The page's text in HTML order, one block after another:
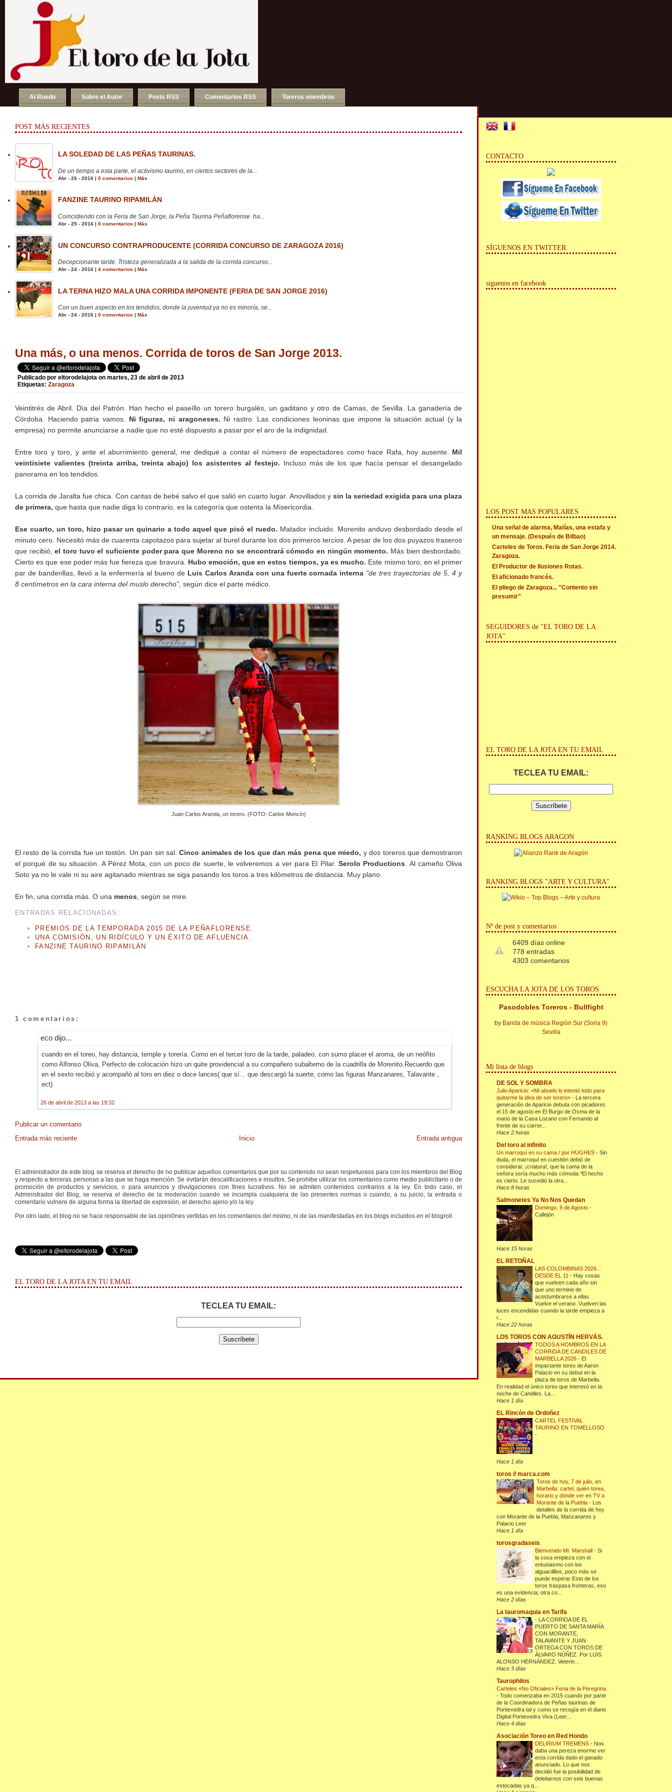
Al Ruedo Sobre el Autor Posts RSS Comentarios RSS Toreros miembros
POST MÁS RECIENTES
LA SOLEDAD DE LAS PEÑAS TAURINAS.
De un tiempo a esta parte, el activismo taurino, en ciertos sectores de la...
Abr - 26 - 2016 | 0 comentarios | Más
FANZINE TAURINO RIPAMILÁN
Coincidiendo con la Feria de San Jorge, la Peña Taurina Peñaflorense ha...
Abr - 25 - 2016 | 0 comentarios | Más
UN CONCURSO CONTRAPRODUCENTE (CORRIDA CONCURSO DE ZARAGOZA 2016)
Decepcionante tarde. Tristeza generalizada a la salida de la corrida concurso...
Abr - 24 - 2016 | 4 comentarios | Más
LA TERNA HIZO MALA UNA CORRIDA IMPONENTE (FERIA DE SAN JORGE 2016)
Con un buen aspecto en los tendidos, donde la juventud ya no es minoría, se...
Abr - 24 - 2016 | 0 comentarios Más
Una más, o una menos. Corrida de toros de San Jorge 2013.
Publicado por eltorodelajota on martes, 23 de abril de 2013
Etiquetas: Zaragoza
Veintitrés de Abril. Día del Patrón. Han hecho el paseíllo un torero burgalés, un gaditano y otro de Camas, de Sevilla. La ganadería de
Córdoba. Haciendo patria vamos. Ni figuras, ni aragoneses. Ni rastro. Las condiciones leoninas que impone la situación actual (y la
empresa) no permite anunciarse a nadie que no esté dispuesto a pasar por el aro de la indignidad.
Entre toro y toro, y ante el aburrimiento general, me dediqué a contar el número de espectadores como hace Rafa, hoy ausente. Mil
veintisiete valientes (treinta arriba, treinta abajo) los asistentes al festejo. Incluso más de los que hacía pensar el desangelado
panorama en los tendidos.
La corrida de Jaralta fue chica. Con caritas de bebé salvo el que salió en cuarto lugar. Anovillados y sin la seriedad exigida para una plaza
de primera, que hasta que nadie diga lo contrario, es la categoría que ostenta la Misericordia.
Ese cuarto, un toro, hizo pasar un quinario a todo aquel que pisó el ruedo. Matador incluido. Morenito anduvo desbordado desde el
minuto cero. Necesitó más de cuarenta capotazos para sujetar al burel durante los dos primeros tercios. A pesar de los dos puyazos traseros
que recibió,el toro tuvo el suficiente poder para que Moreno no se encontrará cómodo en ningún momento. Más bien desbordado.
Cierto es que ese poder más fue fiereza que bravura.
Hubo emoción, que en estos tiempos, ya es mucho. Este mismo toro, en el primer
par de banderillas, llevó a la enfermería al bueno deLuis Carlos Aranda con una fuerte cornada interna "de tres trayectorias de 5, 4 y
8 centímetros en la cara interna del muslo derecho", según dice el parte médico.
Juan Carlos Aranda, un torero. (FOTO: Carlos Moncín)
El resto de la corrida fue un tostón. Un pan sin sal.Cinco animales de los que dan más pena que miedo, y dos toreros que demostraron
el porqué de su situación. A Pérez Mota, con un poco de suerte, le volveremos a ver para El Pilar.Serolo Productions . Al cameño Oliva
Soto ya no le vale ni su aire agitanado mientras se siga pasando los toros a tres kilómetros de distancia. Muy plano.
En fin, una corrida más. O una menos , según se mire.
ENTRADAS RELACIONADAS:
PREMIOS DE LA TEMPORADA 2015 DE LA PEÑAFLORENSE.
UNA COMISIÓN, UN RIDÍCULO Y UN ÉXITO DE AFLUENCIA.
FANZINE TAURINO RIPAMILÁN
1 comentarios:
eco dijo...
cuando en el toreo, hay distancia, temple y torería. Como en el tercer toro de la tarde, paladeo, con sumo placer el aroma, de un neófito
como Alfonso Oliva, Perfecto de colocación hizo un quite providencial a su compañero subalterno de la cuadrilla de Morenito.Recuerdo que
en el sexto recibió y acompañó al toro en diez o doce lances( que sí... que descargó la suerte, como las figuras Manzanares, Talavante ,
ect)
26 de abril de 2013 a las 19:32
Publicar un comentario
Entrada más reciente
Entrada antigua
Inicio
El administrador de este blog se reserva el derecho de no publicar aquellos comentarios que por su contenido no sean respetuosos para con los miembros del Blog
y respecto a terceras personas a las que se haga mención. Se evitarán descalificaciones e insultos. Se prohibe utilizar los comentarios como medio publicitario o de
promoción de productos y servicios, o para anuncios y divulgaciones con fines lucrativos. No se admiten contenidos contrarios a la ley. En todo caso, el
Administrador del Blog, se reserva el derecho de la moderación cuando se incumpla cualquiera de las presentes normas o cuando, a su juicio, la entrada o
comentario vulnere de alguna forma la libertad de expresión, el derecho ajeno y/o la ley.
Por otro lado, el blog no se hace responsable de las opini0nes vertidas en los comentarios del mismo, ni de las manifestadas en los blogs incluidos en el blogroll.
EL TORO DE LA JOTA EN TU EMAIL
TECLEA TU EMAIL:
CONTACTO
SÍGUENOS EN TWITTER
siguenos en facebook
LOS POST MAS POPULARES
Una señal de alarma, Matías, una estafa y
un mensaje. (Después de Bilbao)
Carteles de Toros. Feria de San Jorge 2014.
Zaragoza.
El Productor de Ilusiones Rotas.
El aficionado francés.
El pliego de Zaragoza... "Contento sin
presumir"
SEGUIDORES de "EL TORO DE LA
JOTA"
EL TORO DE LA JOTA EN TU EMAIL
TECLEA TU EMAIL:
RANKING BLOGS ARAGON
RANKING BLOGS "ARTE Y CULTURA"
Nº de post y comentarios
6409 días online
778 entradas
4303 comentarios
ESCUCHA LA JOTA DE LOS TOROS
Pasodobles Toreros - Bullfight
by Banda de música Región Sur (Soria 9)
Sevilla
Mi lista de blogs
DE SOL Y SOMBRA
Julio Aparicio: «Mi abuelo lo intentó todo para
quitarme la idea de ser torero»- La tercera
generación de Aparicio debuta con picadores
el 15 de agosto en El Burgo de Osma de la
mano de la Casa Lozano con Fernando al
frente de su carrer...
Hace 2 horas
Del toro al infinito
Un marroquí en su cama / por HUGHES-Sin
duda, el marroquí en cuestión debió de
considerar, ¡criatura!, que la cama de la
señora sería mucho más cómoda *El hecho
es cierto. Le sucedió la otra...
Hace 8 horas
Salmonetes Ya No Nos Quedan
Domingo, 9 de Agosto-
Callejón
Hace 15 horas
EL RETOÑAL
LAS COLOMBINAS 2026...
DESDE EL 11- Hay cosas
que vuelven cada año sin
que uno termine de
acostumbrarse a ellas.
Vuelve el verano. Vuelven las
luces encendidas cuando la tarde empieza a
r...
Hace 22 horas
LOS TOROS CON AGUSTÍN HERVÁS.
TODOS A HOMBROS EN LA
CORRIDA DE CANDILES DE
MARBELLA 2026- El
impactante toreo de Aaron
Palacio en su debut en la
plaza de toros de Marbella.
En realidad el único toreo que interesó en la
noche de Candiles. La...
Hace 1 día
EL Rincón de Ordoñez
CARTEL FESTIVAL
TAURINO EN TOMELLOSO
-
Hace 1 día
toros // marca.com
Toros de hoy, 7 de julio, en
Marbella: cartel, quién torea,
horario y dónde ver en TV a
Morante de la Puebla- Los
detalles de la corrida de hoy
con Morante de la Puebla, Manzanares y
Palacio Leer
Hace 1 día
torosgradaseis
Bienvenido Mr. Marshall-Si
la cosa empieza con el
entusiasmo con los
alguacilillos, poco más se
puede esperar Esto de los
toros traspasa fronteras, eso
es una evidencia; otra co...
Hace 2 días
La tauromaquia en Tarifa
- LA CORRIDA DE EL
PUERTO DE SANTA MARÍA
CON MORANTE,
TALAVANTE Y JUAN
ORTEGA CON TOROS DE
ÁLVARO NÚÑEZ. Por LUIS
ALONSO HERNÁNDEZ. Veterin...
Hace 3 días
Taurophilos
Carteles «No Oficiales» Feria de la Peregrina
-Todo comenzaba en 2015 cuando por parte
de la Coordinadora de Peñas taurinas de
Pontevedra tal y como se recogía en el diario
Digital Pontevedra Viva (Leer...
Hace 4 días
Asociación Toreo en Red Hondo
DELIRIUM TREMENS- Nos
daba una pereza enorme ver
esta corrida dado el ganado
anunciado. Lo que nos
decidió fue la posibilidad de
deleitarnos con seis buenas
estocadas ya q...